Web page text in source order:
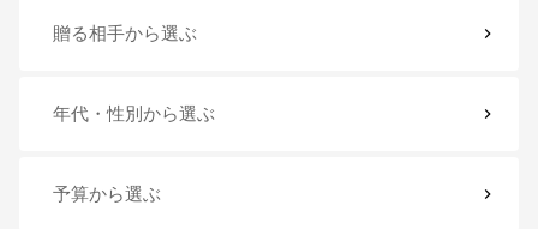
贈る相手から選ぶ
年代・性別 から選ぶ
予算から選ぶ